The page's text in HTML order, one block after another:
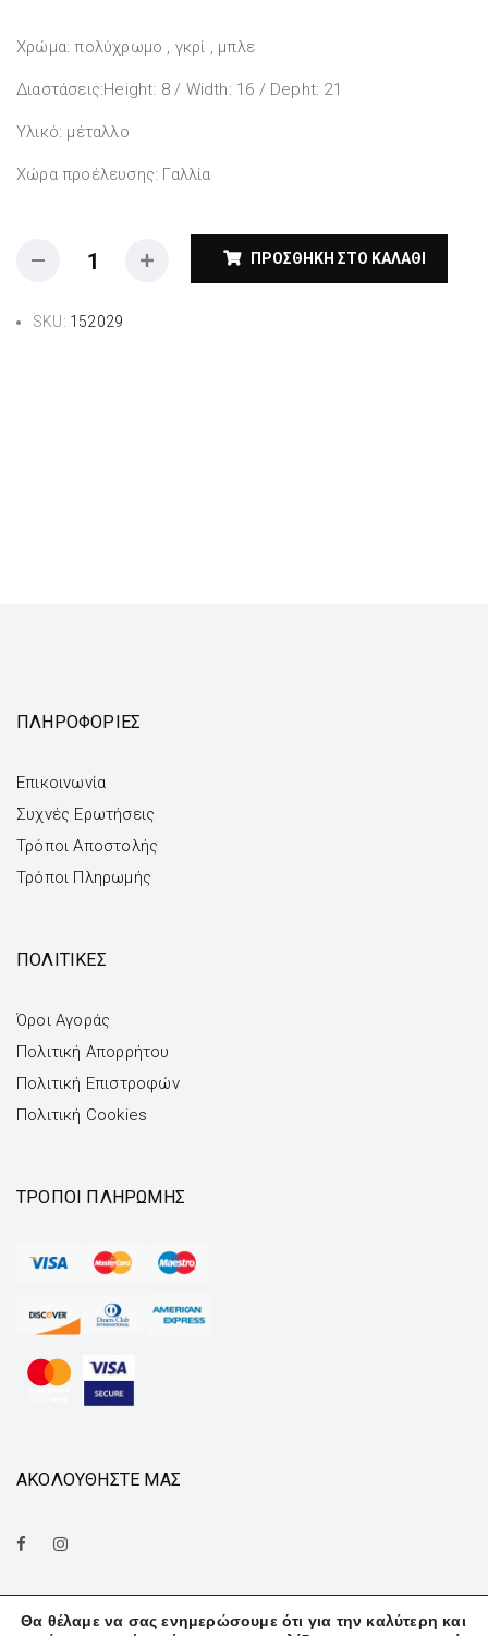
Χρώμα: πολύχρωμο , γκρί , μπλε
Διαστάσεις:Height: 8 / Width: 16 / Depht: 21
Υλικό: μέταλλο
Χώρα προέλευσης: Γαλλία
ΠΡΟΣΘΉΚΗ ΣΤΟ ΚΑΛΆΘΙ
SKU: 152029
ΠΛΗΡΟΦΟΡΙΕΣ
Επικοινωνία
Συχνές Ερωτήσεις
Τρόποι Αποστολής
Τρόποι Πληρωμής
ΠΟΛΙΤΙΚΕΣ
Όροι Αγοράς
Πολιτική Απορρήτου
Πολιτική Επιστροφών
Πολιτική Cookies
ΤΡΌΠΟΙ ΠΛΗΡΩΜΉΣ
ΑΚΟΛΟΥΘΗΣΤΕ ΜΑΣ
Θα θέλαμε να σας ενημερώσουμε ότι για την καλύτερη και